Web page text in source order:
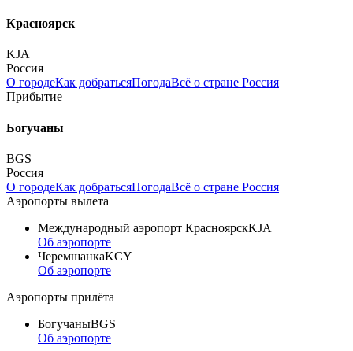
Красноярск
KJA
Россия
О городеКак добратьсяПогодаВсё о стране Россия
Прибытие
Богучаны
BGS
Россия
О городеКак добратьсяПогодаВсё о стране Россия
Аэропорты вылета
Международный аэропорт КрасноярскKJA
Об аэропорте
ЧеремшанкаKCY
Об аэропорте
Аэропорты прилёта
БогучаныBGS
Об аэропорте